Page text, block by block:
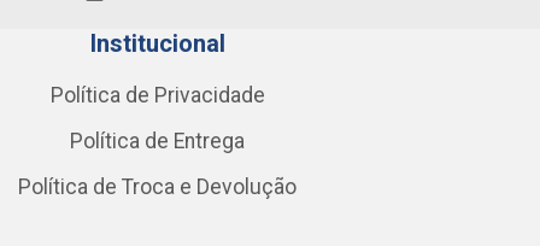
Institucional
Política de Privacidade
Política de Entrega
Política de Troca e Devolução